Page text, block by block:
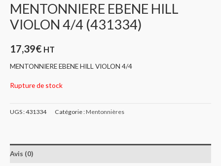
MENTONNIERE EBENE HILL
VIOLON 4/4 (431334)
17,39€ HT
MENTONNIERE EBENE HILL VIOLON 4/4
Rupture de stock
UGS :431334 Catégorie :Mentonnières
Avis (0)